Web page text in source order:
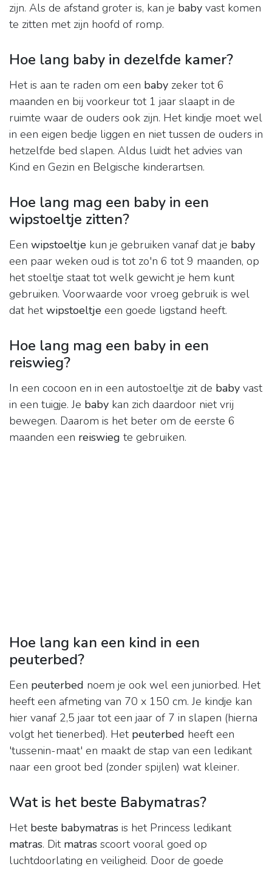
zijn. Als de afstand groter is, kan je baby vast komen
te zitten met zijn hoofd of romp.
Hoe lang baby in dezelfde kamer?
Het is aan te raden om een baby zeker tot 6
maanden en bij voorkeur tot 1 jaar slaapt in de
ruimte waar de ouders ook zijn. Het kindje moet wel
in een eigen bedje liggen en niet tussen de ouders in
hetzelfde bed slapen. Aldus luidt het advies van
Kind en Gezin en Belgische kinderartsen.
Hoe lang mag een baby in een
wipstoeltje zitten?
Een wipstoeltje kun je gebruiken vanaf dat je baby
een paar weken oud is tot zo'n 6 tot 9 maanden, op
het stoeltje staat tot welk gewicht je hem kunt
gebruiken. Voorwaarde voor vroeg gebruik is wel
dat hetwipstoeltje een goede ligstand heeft.
Hoe lang mag een baby in een
reiswieg?
In een cocoon en in een autostoeltje zit de baby vast
in een tuigje. Je baby kan zich daardoor niet vrij
bewegen. Daarom is het beter om de eerste 6
maanden een reiswieg te gebruiken.
Hoe lang kan een kind in een
peuterbed?
Een peuterbed noem je ook wel een juniorbed. Het
heeft een afmeting van 70 x 150 cm. Je kindje kan
hier vanaf 2,5 jaar tot een jaar of 7 in slapen (hierna
volgt het tienerbed). Het peuterbed heeft een
'tussenin-maat' en maakt de stap van een ledikant
naar een groot bed (zonder spijlen) wat kleiner.
Wat is het beste Babymatras?
Het beste babymatras is het Princess ledikant
matras. Dit matras scoort vooral goed op
luchtdoorlating en veiligheid. Door de goede